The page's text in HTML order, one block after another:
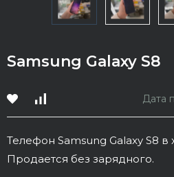
Samsung Galaxy S8
Дата
Телефон Samsung Galaxy S8
Продается без зарядного.